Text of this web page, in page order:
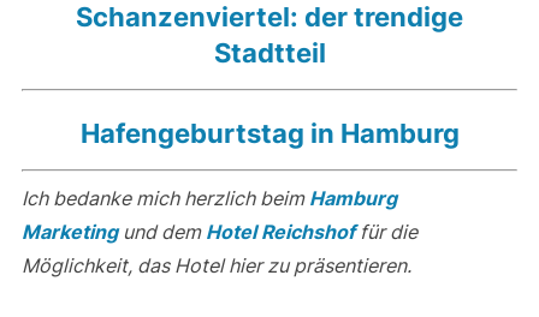
Schanzenviertel: der trendige
Stadtteil
Hafengeburtstag in Hamburg
Ich bedanke mich herzlich beim Hamburg
Marketingund dem Hotel Reichshoffür die
Möglichkeit, das Hotel hier zu präsentieren.